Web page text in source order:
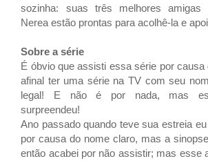
sozinha: suas três melhores amigas
Nerea estão prontas para acolhê-la e
Sobre a série
É óbvio que assisti essa série por causa
afinal ter uma série na TV com seu
legal! E não é por nada, mas
surpreendeu!
Ano passado quando teve sua estreia
por causa do nome claro, mas a
então acabei por não assistir; mas esse